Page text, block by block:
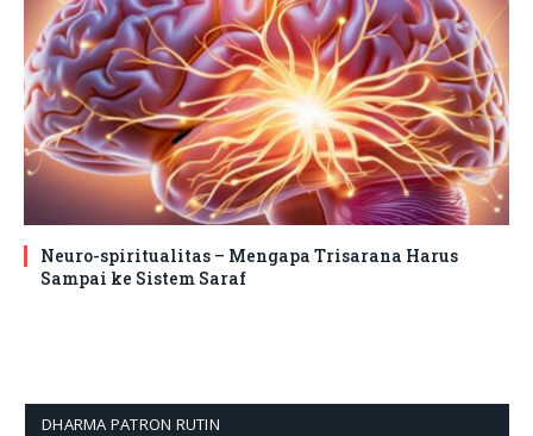
Neuro-spiritualitas – Mengapa Trisarana Harus
Sampai ke Sistem Saraf
DHARMA PATRON RUTIN